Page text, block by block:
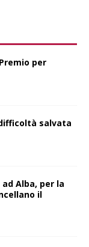
per
salvata
ad Alba, per la
il